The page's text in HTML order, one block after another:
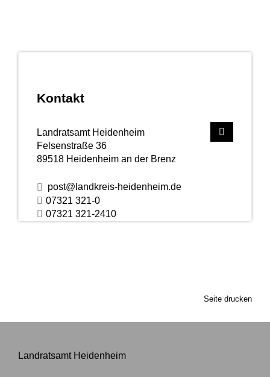
Kontakt
Landratsamt Heidenheim
Felsenstraße 36
89518 Heidenheim an der Brenz
post@landkreis-heidenheim.de
07321 321-0
07321 321-2410
Seite drucken
Landratsamt Heidenheim